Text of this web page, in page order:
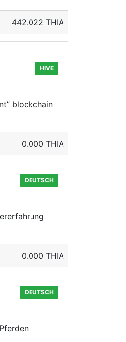
442.022 THIA
HIVE
blockchain
0.000 THIA
DEUTSCH
0.000 THIA
DEUTSCH